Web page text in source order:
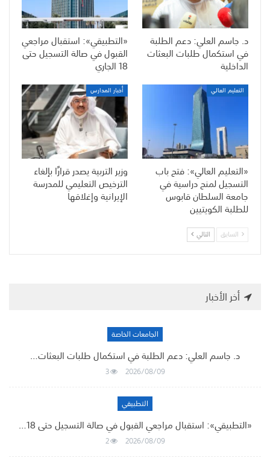
د. جاسم العلي: دعم الطلبة
في استكمال طلبات البعثات
الداخلية
«التطبيقي»: استقبال مراجعي
القبول في صالة التسجيل حتى
18 الجاري
التعليم العالي
«التعليم العالي»: فتح باب
التسجيل لمنح دراسية في
جامعة السلطان قابوس
للطلبة الكويتيين
أخبار المدارس
وزير التربية يصدر قرارًا بإلغاء
الترخيص التعليمي للمدرسة
الإيرانية وإغلاقها
السابق التالي
أخر الأخبار
الجامعات الخاصة
د. جاسم العلي: دعم الطلبة في استكمال طلبات البعثات…
2026/08/09
3
التطبيقي
«التطبيقي»: استقبال مراجعي القبول في صالة التسجيل حتى 18…
2026/08/09
2